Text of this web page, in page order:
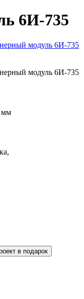
6И-735
мм
в подарок